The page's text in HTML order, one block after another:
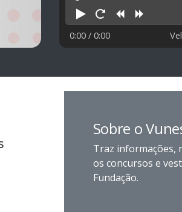
Reproduzir
ReiniciarRetroceder
0:00/ 0:00
Sobre o
Traz informações,
os concursos e
Fundação.